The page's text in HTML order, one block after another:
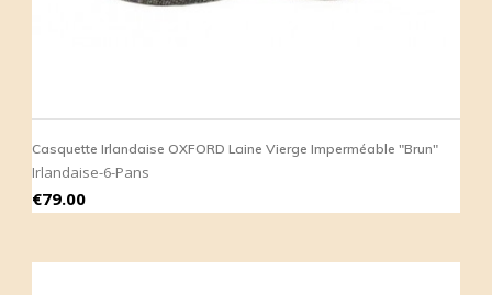
Casquette Irlandaise OXFORD Laine Vierge Imperméable "Brun"
Irlandaise-6-Pans
Price
€79.00